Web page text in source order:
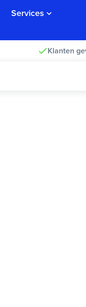
Services
Klanten